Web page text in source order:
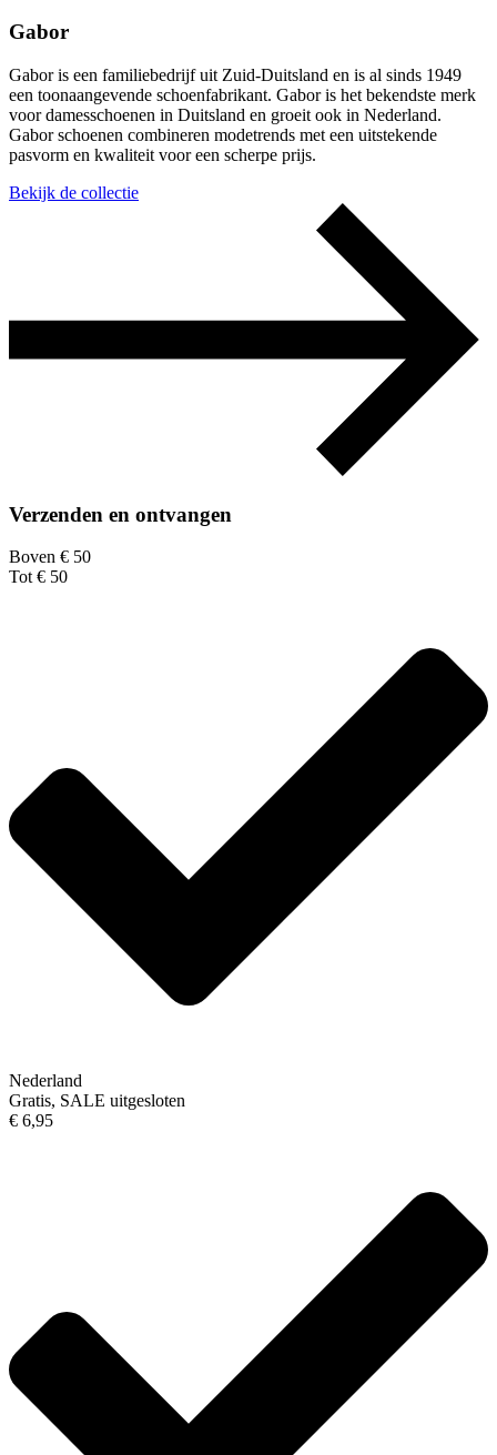
Gabor
Gabor is een familiebedrijf uit Zuid-Duitsland en is al sinds 1949
een toonaangevende schoenfabrikant. Gabor is het bekendste merk
voor damesschoenen in Duitsland en groeit ook in Nederland.
Gabor schoenen combineren modetrends met een uitstekende
pasvorm en kwaliteit voor een scherpe prijs.
Bekijk de collectie
Verzenden en ontvangen
Boven € 50
Tot € 50
Nederland
Gratis, SALE uitgesloten
€ 6,95